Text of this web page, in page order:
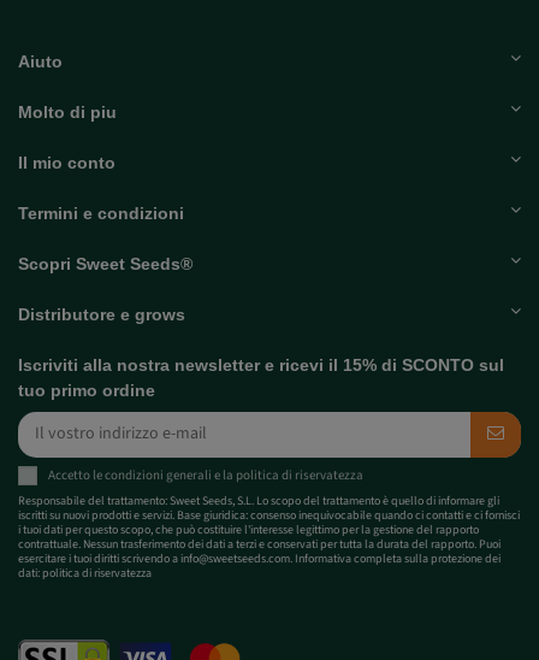
Aiuto
Molto di piu
Il mio conto
Termini e condizioni
Scopri Sweet Seeds®
Distributore e grows
Iscriviti alla nostra newsletter e ricevi il 15% di SCONTO sul
tuo primo ordine
Accetto lecondizioni generali e la politica di riservatezza
Responsabile del trattamento: Sweet Seeds, S.L. Lo scopo del trattamento è quello di informare gli
iscritti su nuovi prodotti e servizi. Base giuridica: consenso inequivocabile quando ci contatti e ci fornisci
i tuoi dati per questo scopo, che può costituire l'interesse legittimo per la gestione del rapporto
contrattuale. Nessun trasferimento dei dati a terzi e conservati per tutta la durata del rapporto. Puoi
esercitare i tuoi diritti scrivendo a info@sweetseeds.com. Informativa completa sulla protezione dei
dati: politica di riservatezza